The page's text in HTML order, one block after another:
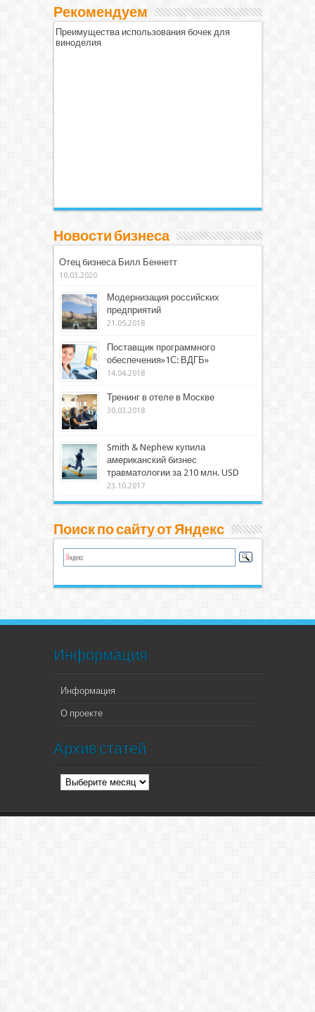
Рекомендуем
Преимущества использования бочек для
виноделия
Новости бизнеса
Отец бизнеса Билл Беннетт
10.03.2020
Модернизация российских
предприятий
21.05.2018
Поставщик программного
обеспечения»1С: ВДГБ»
14.04.2018
Тренинг в отеле в Москве
30.03.2018
Smith & Nephew купила
американский бизнес
травматологии за 210 млн. USD
23.10.2017
Поиск по сайту от Яндекс
Информация
Информация
О проекте
Архив статей
Архив
статей